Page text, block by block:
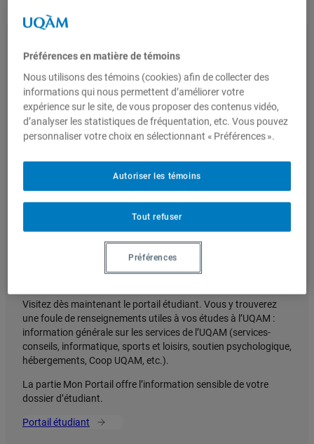
Nous joindre
Admission
Portail étudiant
Visitez dès maintenant le portail étudiant. Vous y trouverez
une foule de renseignements utiles à vos études à l’UQAM :
information générale sur les services de l’UQAM (services-
conseils, informatique, sports et loisirs, soutien psychologique,
hébergements, Coop UQAM, etc.).
La partie Mon Portail offre l’information sensible de votre
dossier d’étudiant.
Portail étudiant
Préférences en matière de témoins
Nous utilisons des témoins (cookies) afin de collecter des
informations qui nous permettent d’améliorer votre
expérience sur le site, de vous proposer des contenus vidéo,
d’analyser les statistiques de fréquentation, etc. Vous pouvez
personnaliser votre choix en sélectionnant « Préférences ».
Tout refuser
Autoriser les témoins
Préférences